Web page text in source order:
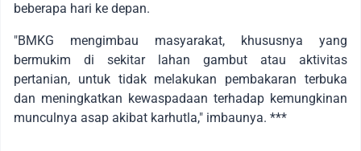
beberapa hari ke depan.
"BMKG mengimbau masyarakat, khususnya yang
bermukim di sekitar lahan gambut atau aktivitas
pertanian, untuk tidak melakukan pembakaran terbuka
dan meningkatkan kewaspadaan terhadap kemungkinan
munculnya asap akibat karhutla," imbaunya. ***